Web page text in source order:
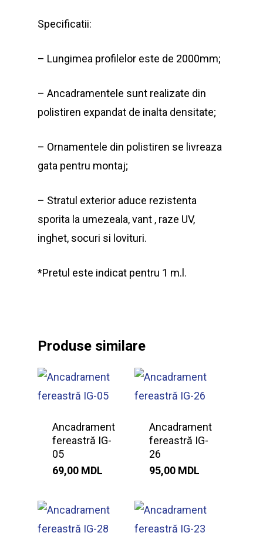
Specificatii:
– Lungimea profilelor este de 2000mm;
– Ancadramentele sunt realizate din
polistiren expandat de inalta densitate;
– Ornamentele din polistiren se livreaza
gata pentru montaj;
– Stratul exterior aduce rezistenta
sporita la umezeala, vant , raze UV,
inghet, socuri si lovituri.
*Pretul este indicat pentru 1 m.l.
Produse similare
Ancadrament
fereastră IG-
05
69,00 MDL
Ancadrament
fereastră IG-
26
95,00 MDL